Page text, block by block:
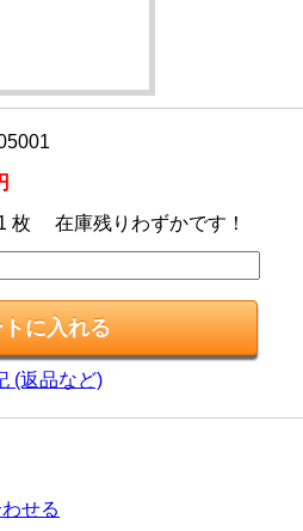
枚 在庫残りわずかです！
(返品など)
せる